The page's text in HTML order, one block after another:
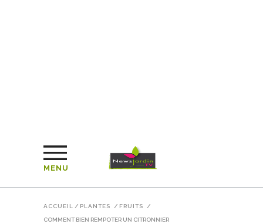
MENU
ACCUEIL / PLANTES / FRUITS /
COMMENT BIEN REMPOTER UN CITRONNIER